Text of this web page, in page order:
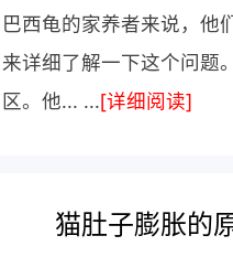
巴西龟的家养者来说，他
来详细了解一下这个问题
区。他... ...[详细阅读]
猫肚子膨胀的